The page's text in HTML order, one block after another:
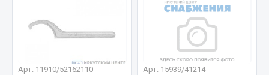
Вентиляторы кабины
Показать ещё
Арт. 11910/52162110 Арт. 15939/41214